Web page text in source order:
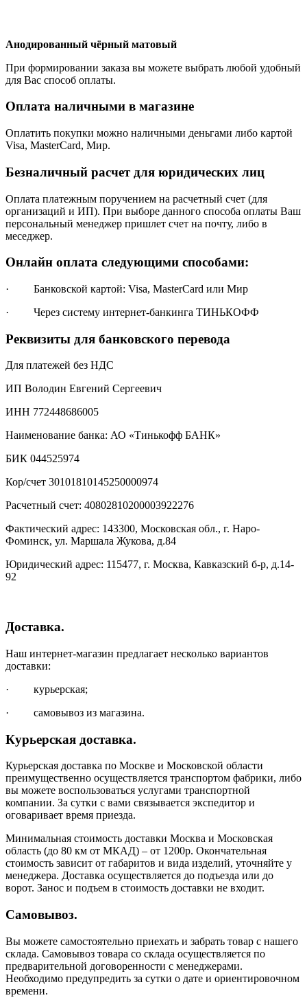
Анодированный чёрный матовый
При формировании заказа вы можете выбрать любой удобный
для Вас способ оплаты.
Оплата наличными в магазине
Оплатить покупки можно наличными деньгами либо картой
Visa, MasterCard, Мир.
Безналичный расчет для юридических лиц
Оплата платежным поручением на расчетный счет (для
организаций и ИП). При выборе данного способа оплаты Ваш
персональный менеджер пришлет счет на почту, либо в
меседжер.
Онлайн оплата следующими способами:
· Банковской картой: Visa, MasterCard или Мир
· Через систему интернет-банкинга ТИНЬКОФФ
Реквизиты для банковского перевода
Для платежей без НДС
ИП Володин Евгений Сергеевич
ИНН 772448686005
Наименование банка: АО «Тинькофф БАНК»
БИК 044525974
Кор/счет 30101810145250000974
Расчетный счет: 40802810200003922276
Фактический адрес: 143300, Московская обл., г. Наро-
Фоминск, ул. Маршала Жукова, д.84
Юридический адрес: 115477, г. Москва, Кавказский б-р, д.14-
92
Доставка.
Наш интернет-магазин предлагает несколько вариантов
доставки:
· курьерская;
· самовывоз из магазина.
Курьерская доставка.
Курьерская доставка по Москве и Московской области
преимущественно осуществляется транспортом фабрики, либо
вы можете воспользоваться услугами транспортной
компании. За сутки с вами связывается экспедитор и
оговаривает время приезда.
Минимальная стоимость доставки Москва и Московская
область (до 80 км от МКАД) – от 1200р. Окончательная
стоимость зависит от габаритов и вида изделий, уточняйте у
менеджера. Доставка осуществляется до подъезда или до
ворот. Занос и подъем в стоимость доставки не входит.
Самовывоз.
Вы можете самостоятельно приехать и забрать товар с нашего
склада. Самовывоз товара со склада осуществляется по
предварительной договоренности с менеджерами.
Необходимо предупредить за сутки о дате и ориентировочном
времени.